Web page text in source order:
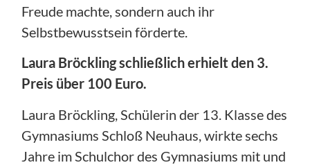
Freude machte, sondern auch ihr
Selbstbewusstsein förderte.
Laura Bröckling schließlich erhielt den 3.
Preis über 100 Euro.
Laura Bröckling, Schülerin der 13. Klasse des
Gymnasiums Schloß Neuhaus, wirkte sechs
Jahre im Schulchor des Gymnasiums mit und